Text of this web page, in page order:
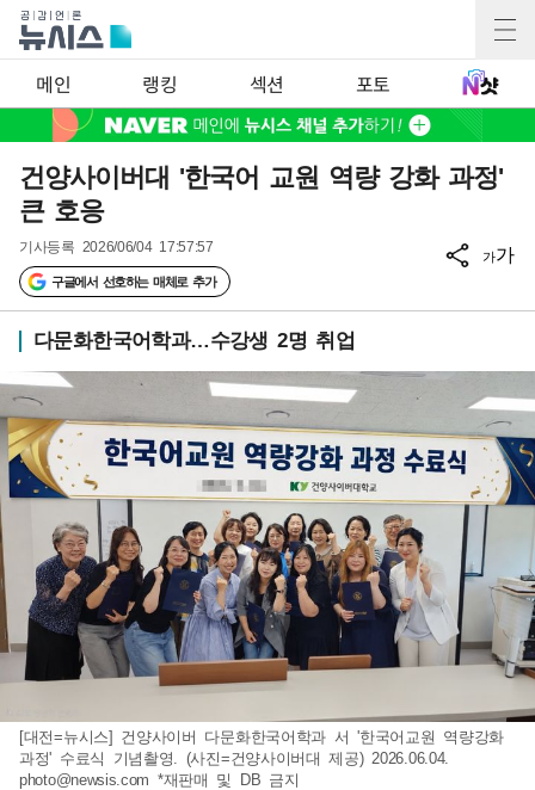
메인 랭킹 섹션 포토
건양사이버대 '한국어 교원 역량 강화 과정'
큰 호응
기사등록 2026/06/04 17:57:57
구글에서 선호하는 매체로 추가
가가
다문화한국어학과…수강생 2명 취업
[대전=뉴시스] 건양사이버 다문화한국어학과 서 '한국어교원 역량강화
과정' 수료식 기념촬영. (사진=건양사이버대 제공) 2026.06.04.
photo@newsis.com *재판매 및 DB 금지